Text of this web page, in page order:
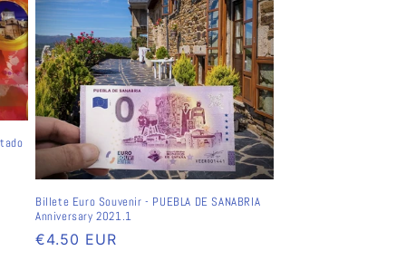
Billete Euro Souvenir - PUEBLA DE SANABRIA
Anniversary 2021.1
Precio
€4.50 EUR